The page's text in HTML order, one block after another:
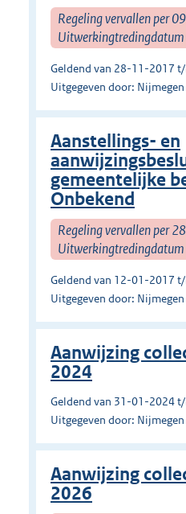
Regeling vervallen per
Geldend van 28-11-2017
Uitgegeven door: Nijmegen
Aanstellings- en
gemeentelijke
Onbekend
Regeling vervallen per
Geldend van 12-01-2017
Uitgegeven door: Nijmegen
Aanwijzing
2024
Geldend van 31-01-2024
Uitgegeven door: Nijmegen
Aanwijzing
2026